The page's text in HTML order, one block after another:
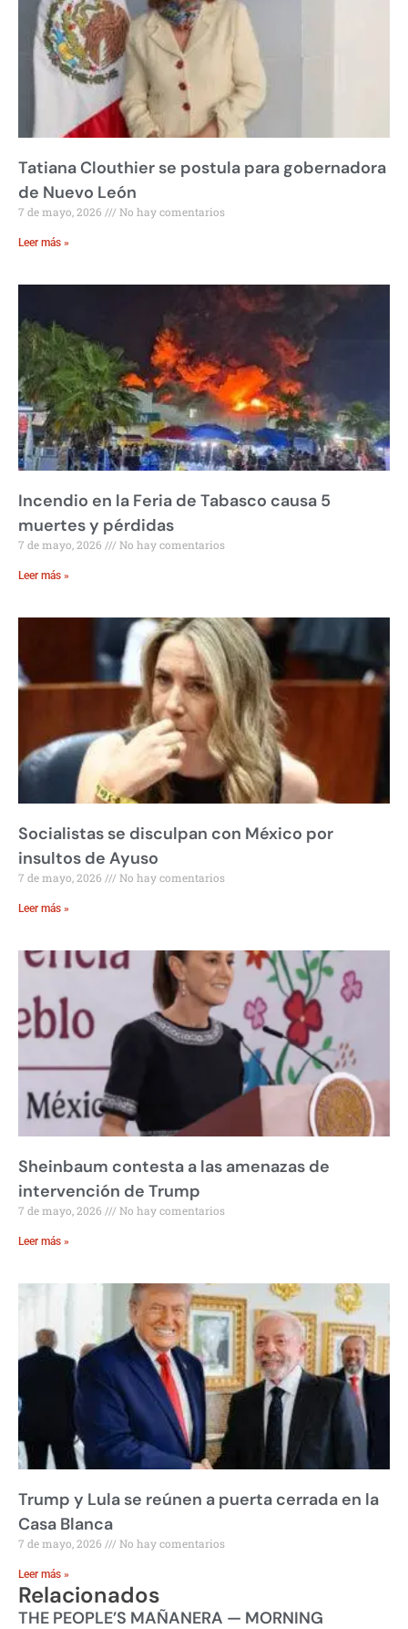
Tatiana Clouthier se postula para gobernadora
de Nuevo León
7 de mayo, 2026 No hay comentarios
Leer más »
Incendio en la Feria de Tabasco causa 5
muertes y pérdidas
7 de mayo, 2026 No hay comentarios
Leer más »
Socialistas se disculpan con México por
insultos de Ayuso
7 de mayo, 2026 No hay comentarios
Leer más »
Sheinbaum contesta a las amenazas de
intervención de Trump
7 de mayo, 2026 No hay comentarios
Leer más »
Trump y Lula se reúnen a puerta cerrada en la
Casa Blanca
7 de mayo, 2026 No hay comentarios
Leer más »
Relacionados
THE PEOPLE’S MAÑANERA — MORNING